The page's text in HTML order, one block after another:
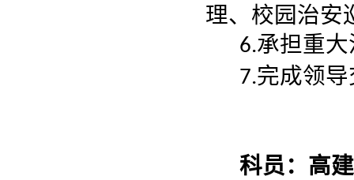
理、校园治安
6.承担重
7.完成领
科员：高